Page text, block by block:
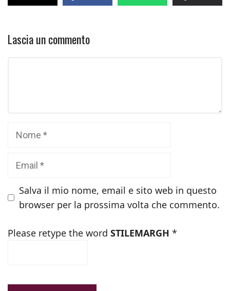
Lascia un commento
Salva il mio nome, email e sito web in questo
browser per la prossima volta che commento.
Please retype the word STILEMARGH *